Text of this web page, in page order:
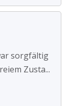
sorgfältig
Zusta...